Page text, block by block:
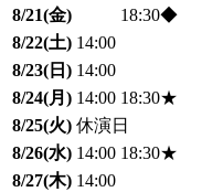
8/21(金)
18:30◆
8/22(土) 14:00
8/23(日) 14:00
8/24(月) 14:00 18:30★
8/25(火) 休演日
8/26(水) 14:00 18:30★
8/27(木) 14:00